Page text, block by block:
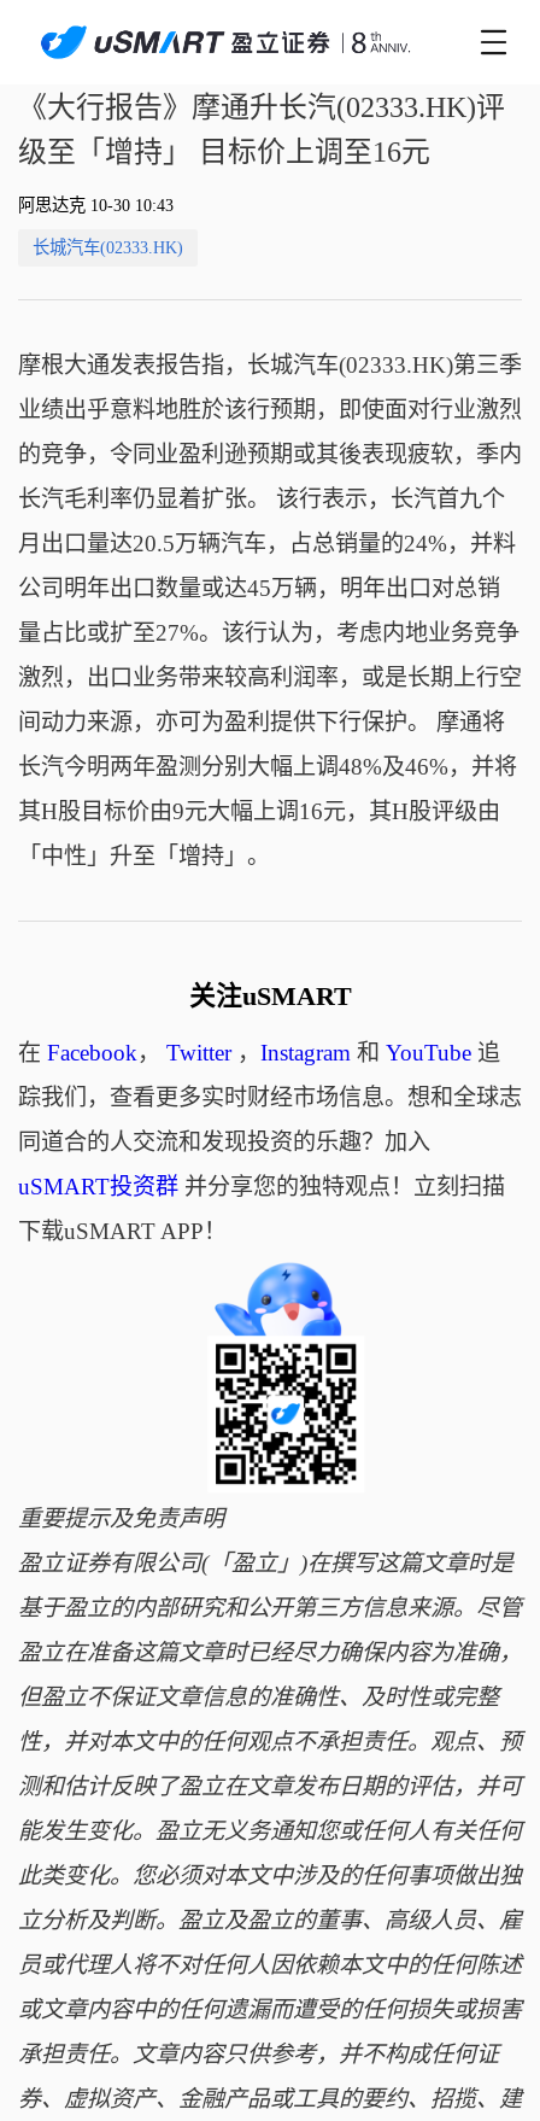
《大行报告》摩通升长汽(02333.HK)评
级至「增持」 目标价上调至16元
阿思达克 10-30 10:43
长城汽车(02333.HK)
摩根大通发表报告指，长城汽车(02333.HK)第三季
业绩出乎意料地胜於该行预期，即使面对行业激烈
的竞争，令同业盈利逊预期或其後表现疲软，季内
长汽毛利率仍显着扩张。 该行表示，长汽首九个
月出口量达20.5万辆汽车，占总销量的24%，并料
公司明年出口数量或达45万辆，明年出口对总销
量占比或扩至27%。该行认为，考虑内地业务竞争
激烈，出口业务带来较高利润率，或是长期上行空
间动力来源，亦可为盈利提供下行保护。 摩通将
长汽今明两年盈测分别大幅上调48%及46%，并将
其H股目标价由9元大幅上调16元，其H股评级由
「中性」升至「增持」。
关注uSMART
在 Facebook， Twitter， Instagram和 YouTube追
踪我们，查看更多实时财经市场信息。想和全球志
同道合的人交流和发现投资的乐趣？加入
uSMART投资群并分享您的独特观点！立刻扫描
下载uSMART APP！
重要提示及免责声明
盈立证券有限公司(「盈立」)在撰写这篇文章时是
基于盈立的内部研究和公开第三方信息来源。尽管
盈立在准备这篇文章时已经尽力确保内容为准确，
但盈立不保证文章信息的准确性、及时性或完整
性，并对本文中的任何观点不承担责任。观点、预
测和估计反映了盈立在文章发布日期的评估，并可
能发生变化。盈立无义务通知您或任何人有关任何
此类变化。您必须对本文中涉及的任何事项做出独
立分析及判断。盈立及盈立的董事、高级人员、雇
员或代理人将不对任何人因依赖本文中的任何陈述
或文章内容中的任何遗漏而遭受的任何损失或损害
承担责任。文章内容只供参考，并不构成任何证
券、虚拟资产、金融产品或工具的要约、招揽、建